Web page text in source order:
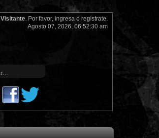
Visitante. Por favor, ingresao regístrate.
Agosto 07, 2026, 06:52:30 am